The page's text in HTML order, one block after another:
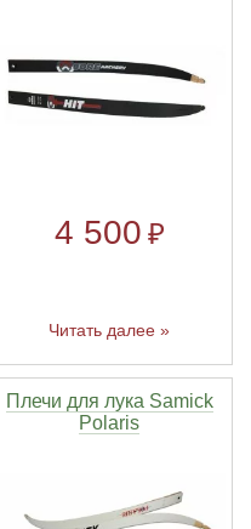
4 500 ₽
Читать далее »
Плечи для лука Samick
Polaris